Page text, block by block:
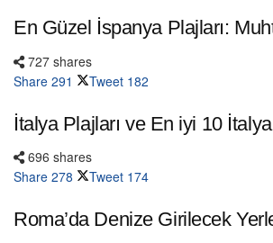
En Güzel İspanya Plajları:
727 shares
Share 291 Tweet 182
İtalya Plajları ve En iyi 10 İtalya
696 shares
Share 278 Tweet 174
Roma’da Denize Girilecek